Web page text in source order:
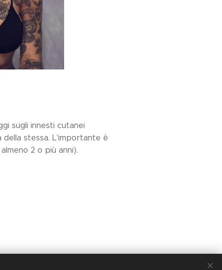
sugli innesti cutanei
della stessa. L'importante è
2 o più anni).